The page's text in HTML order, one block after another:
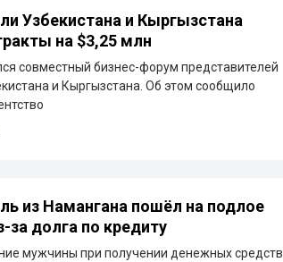
Узбекистана и Кыргызстана
на $3,25 млн
совместный бизнес-форум представителей
и Кыргызстана. Об этом сообщило
из Намангана пошёл на подлое
за долга по кредиту
мужчины при получении денежных средств